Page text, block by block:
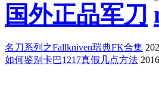
国外正品军刀
名刀系列之Fallkniven瑞典FK合集
如何鉴别卡巴1217真假几点方法